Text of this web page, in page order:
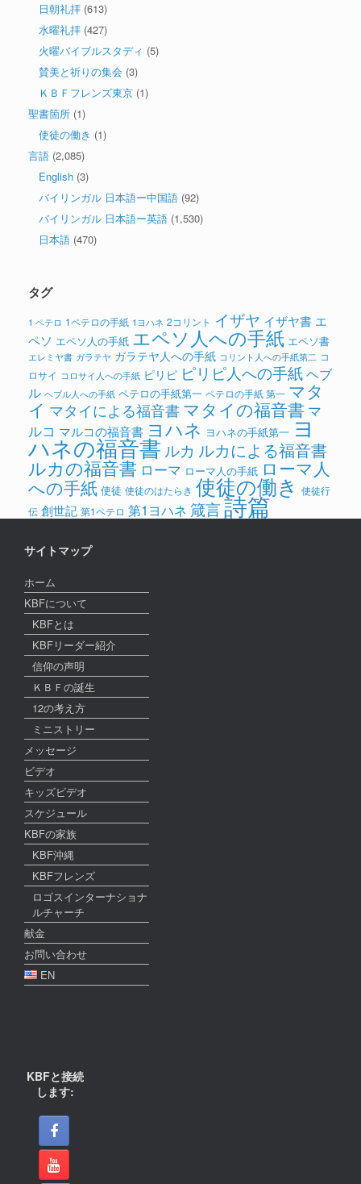
日朝礼拝 (613)
水曜礼拝 (427)
火曜バイブルスタディ (5)
賛美と祈りの集会 (3)
ＫＢＦフレンズ東京 (1)
聖書箇所 (1)
使徒の働き (1)
言語 (2,085)
English (3)
バイリンガル 日本語ー中国語 (92)
バイリンガル 日本語ー英語 (1,530)
日本語 (470)
タグ
1 ペテロ 1ペテロの手紙 1ヨハネ 2コリント イザヤ イザヤ書 エ
ペソ エペソ人の手紙 エペソ人への手紙 エペソ書
エレミヤ書 ガラテヤ ガラテヤ人への手紙 コリント人への手紙第二 コ
ロサイ コロサイ人への手紙 ピリピ ピリピ人への手紙ヘブ
ル ヘブル人への手紙 ペテロの手紙第一 ペテロの手紙 第一 マタ
イ マタイによる福音書 マタイの福音書 マ
ルコ マルコの福音書 ヨハネ ヨハネの手紙第一 ヨ
ハネの福音書 ルカ ルカによる福音書
ルカの福音書 ローマ ローマ人の手紙 ローマ人
への手紙 使徒 使徒のはたらき 使徒の働き 使徒行
伝 創世記 第1ペテロ 第1ヨハネ 箴言詩篇
サイトマップ
ホーム
KBFについて
KBFとは
KBFリーダー紹介
信仰の声明
ＫＢＦの誕生
12の考え方
ミニストリー
メッセージ
ビデオ
キッズビデオ
スケジュール
KBFの家族
KBF沖縄
KBFフレンズ
ロゴスインターナショナ
ルチャーチ
献金
お問い合わせ
EN
KBFと接続
します: